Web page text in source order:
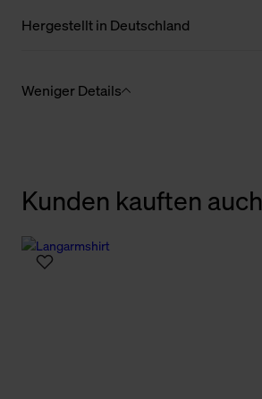
Hergestellt in Deutschland
Weniger Details
Kunden kauften auch